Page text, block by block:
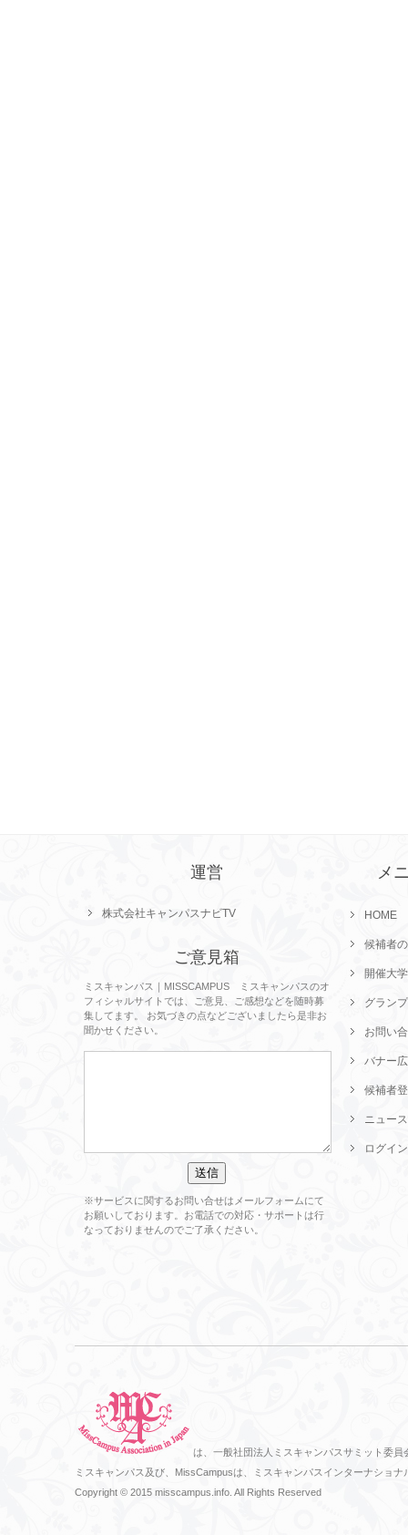
運営
株式会社キャンパスナビTV
ご意見箱
ミスキャンパス｜MISSCAMPUS ミスキャンパスのオ
フィシャルサイトでは、ご意見、ご感想などを随時募
集してます。 お気づきの点などございましたら是非お
聞かせください。
※サービスに関するお問い合せはメールフォームにて
お願いしております。お電話での対応・サポートは行
なっておりませんのでご了承ください。
メ
HOME
候補者
開催大
グラン
お問い
バナー
候補者
ニュース
ログイン
は、一般社団法人ミスキャンパスサミット委
ミスキャンパス及び、MissCampusは、ミスキャンパスインターナショ
Copyright © 2015 misscampus.info. All Rights Reserved